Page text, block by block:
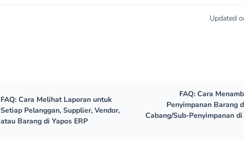
Updated
FAQ: Cara Melihat Laporan untuk
Setiap Pelanggan, Supplier, Vendor,
atau Barang di Yapos ERP
FAQ: Cara
Penyimpanan Barang
Cabang/Sub-Penyimpanan di